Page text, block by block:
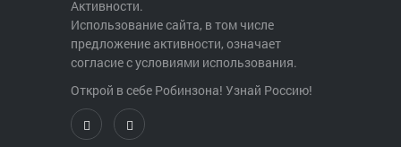
Активности.
Использование сайта, в том числе
предложение активности, означает
согласие с условиями использования.
Открой в себе Робинзона! Узнай Россию!